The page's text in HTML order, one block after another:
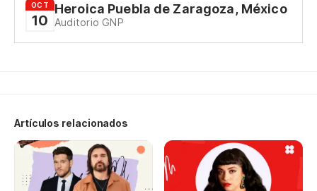
OCT
10
Heroica Puebla de Zaragoza, México
Auditorio GNP
Artículos relacionados